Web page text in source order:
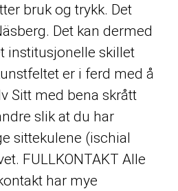
bruk og trykk. Det
Det kan dermed
institusjonelle skillet
er i ferd med å
Sitt med bena skrått
slik at du har
sittekulene (ischial
FULLKONTAKT Alle
har mye